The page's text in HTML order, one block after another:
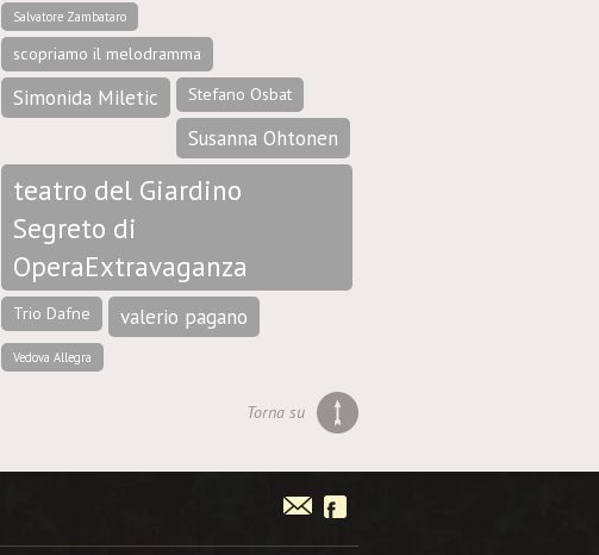
Salvatore Zambataro
scopriamo il melodramma
Simonida Miletic Stefano Osbat
Susanna Ohtonen
teatro del Giardino
Segreto di
OperaExtravaganza
Trio Dafne valerio pagano
Vedova Allegra
Torna su